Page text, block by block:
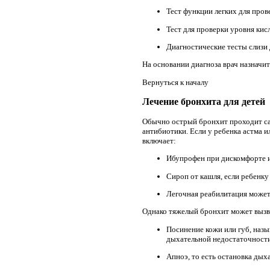
Тест функции легких для
Тест для проверки уровня
Диагностические тесты
На основании диагноза врач
Вернуться к началу
Лечение бронхита для детей
Обычно острый бронхит проходит
антибиотики. Если у ребенка астма
включает:
Ибупрофен при дискомфорте
Сироп от кашля, если
Легочная реабилитация
Однако тяжелый бронхит может
Посинение кожи или губ,
дыхательной
Апноэ, то есть остановка